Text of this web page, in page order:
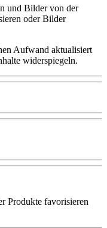
und Bilder von der
oder Bilder
Aufwand aktualisiert
widerspiegeln.
Produkte favorisieren